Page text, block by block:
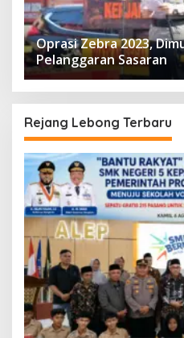
Oprasi Zebra 2023,
Pelanggaran Sasaran
Rejang Lebong Terbaru